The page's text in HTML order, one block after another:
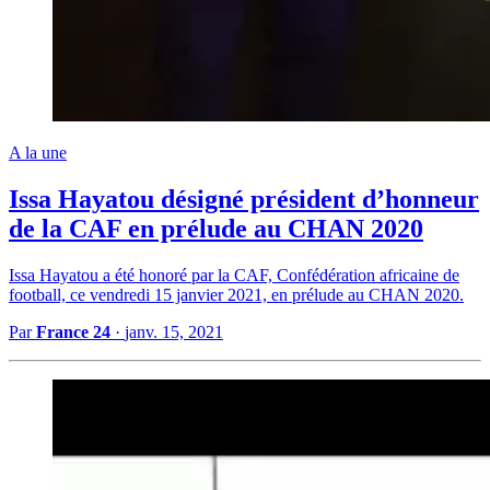
A la une
Issa Hayatou désigné président d’honneur
de la CAF en prélude au CHAN 2020
Issa Hayatou a été honoré par la CAF, Confédération africaine de
football, ce vendredi 15 janvier 2021, en prélude au CHAN 2020.
ParFrance 24 · janv. 15, 2021